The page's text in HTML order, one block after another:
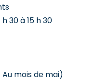
30 à 15 h 30
Au mois de mai)